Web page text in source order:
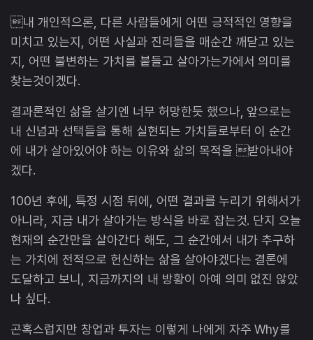
내 개인적으론, 다른 사람들에게 어떤 긍적적인 영향을
미치고 있는지, 어떤 사실과 진리들을 매순간 깨닫고 있는
지, 어떤 불변하는 가치를 붙들고 살아가는가에서 의미를
찾는것이겠다.
결과론적인 삶을 살기엔 너무 허망한듯 했으나, 앞으로는
내 신념과 선택들을 통해 실현되는 가치들로부터 이 순간
에 내가 살아있어야 하는 이유와 삶의 목적을 받아내야
겠다.
100년 후에, 특정 시점 뒤에, 어떤 결과를 누리기 위해서가
아니라, 지금 내가 살아가는 방식을 바로 잡는것. 단지 오늘
현재의 순간만을 살아간다 해도, 그 순간에서 내가 추구하
는 가치에 전적으로 헌신하는 삶을 살아야겠다는 결론에
도달하고 보니, 지금까지의 내 방황이 아예 의미 없진 않았
나 싶다.
곤혹스럽지만 창업과 투자는 이렇게 나에게 자주 Why를